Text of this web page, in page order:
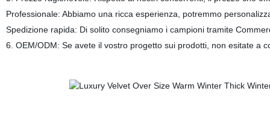
Professionale: Abbiamo una ricca esperienza, potremmo
Spedizione rapida: Di solito consegniamo i campioni tramite
6. OEM/ODM: Se avete il vostro progetto sui prodotti, non esitate a